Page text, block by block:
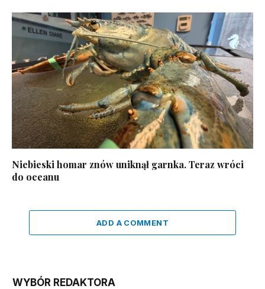
Niebieski homar znów uniknął garnka. Teraz wróci
do oceanu
ADD A COMMENT
WYBÓR REDAKTORA